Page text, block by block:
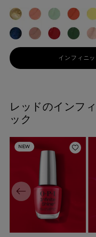
インフィニ
レッドのインフ
ック
NEW
ほし
Previous